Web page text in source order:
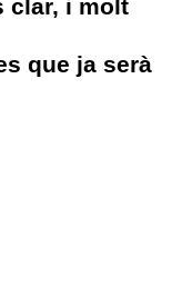
clar, i molt
que ja serà